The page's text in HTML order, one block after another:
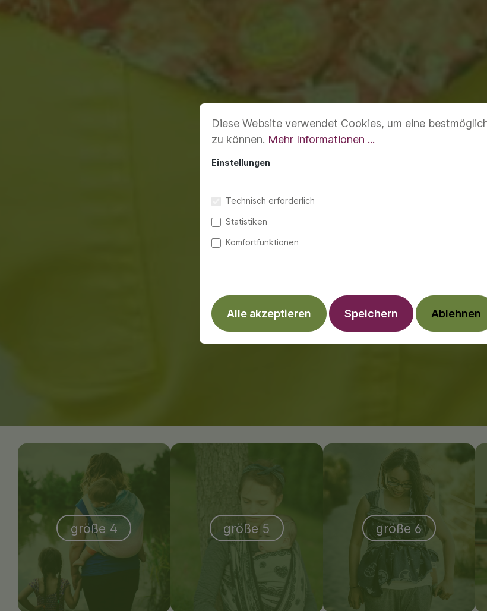
größe 4 größe 5 größe 6
Diese Website verwendet Cookies, um eine
zu können. Mehr Informationen ...
Einstellungen
Technisch erforderlich
Statistiken
Komfortfunktionen
Alle akzeptieren Speichern Ablehnen